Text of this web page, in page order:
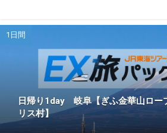
1日間
日帰り1day 岐阜【ぎふ金華山ロー
リス村】